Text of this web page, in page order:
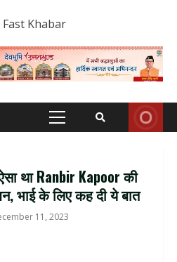
Primary
था Ranbir Kapoor की
भाई के लिए कह दी ये बात
11, 2023